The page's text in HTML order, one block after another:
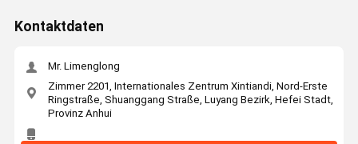
Kontaktdaten
Mr. Limenglong
Zimmer 2201, Internationales Zentrum Xintiandi, Nord-Erste
Ringstraße, Shuanggang Straße, Luyang Bezirk, Hefei Stadt,
Provinz Anhui